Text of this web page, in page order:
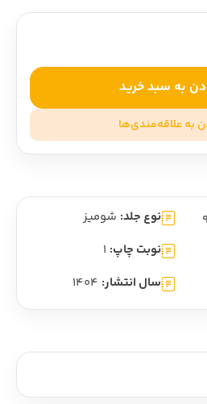
به سبد خرید
به علاقه‌مندی‌ها
نوع جلد: شومیز
نوبت چاپ: 1
سال انتشار: 1404